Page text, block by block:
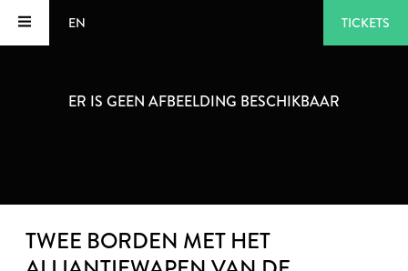
EN TICKETS
ER IS GEEN AFBEELDING BESCHIKBAAR
TWEE BORDEN MET HET